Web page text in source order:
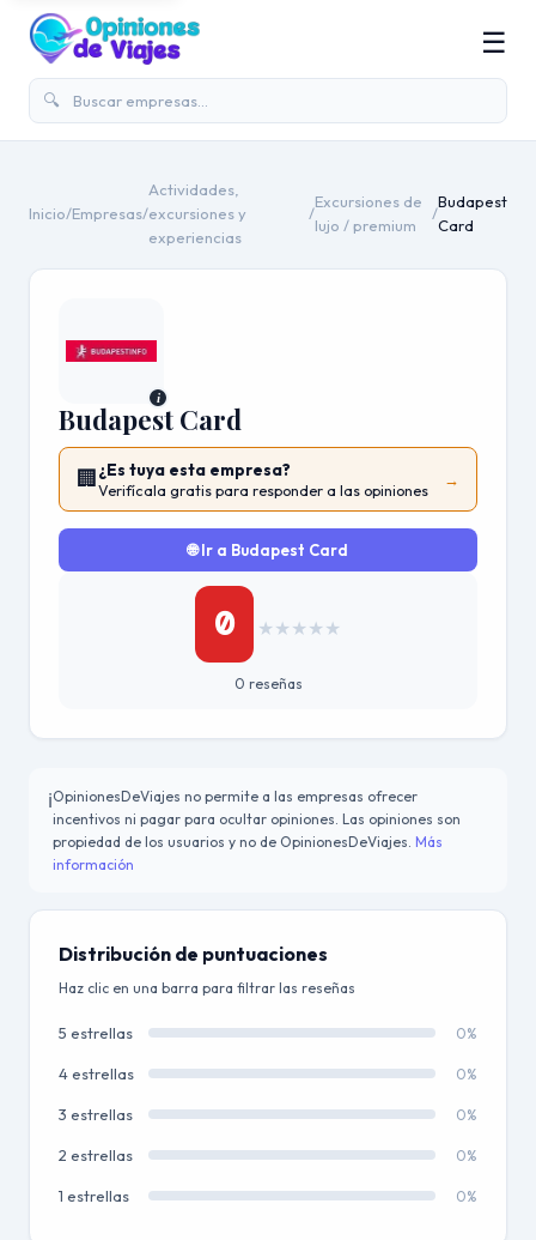
🔍
☰
Inicio/Empresas/
Actividades,
excursiones y
experiencias
/
Excursiones de
lujo / premium
/
Budapest
Card
i
Budapest Card
🏢¿Es tuya esta empresa?
Verifícala gratis para responder a las opiniones
→
🌐 Ir a Budapest Card
0 ★ ★ ★ ★ ★
0 reseñas
ℹ️OpinionesDeViajes no permite a las empresas ofrecer
incentivos ni pagar para ocultar opiniones. Las opiniones son
propiedad de los usuarios y no de OpinionesDeViajes. Más
información
Distribución de puntuaciones
Haz clic en una barra para filtrar las reseñas
5 estrellas 0%
4 estrellas 0%
3 estrellas 0%
2 estrellas 0%
1 estrellas 0%